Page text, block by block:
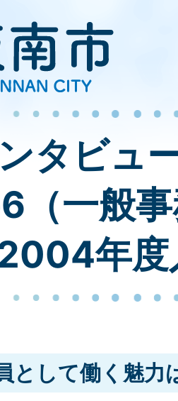
タビュ
（一般
年度
として働く魅力